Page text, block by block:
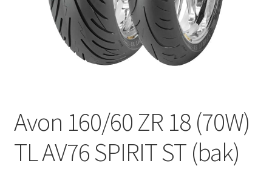
Avon 160/60 ZR 18 (70W)
TL AV76 SPIRIT ST (bak)